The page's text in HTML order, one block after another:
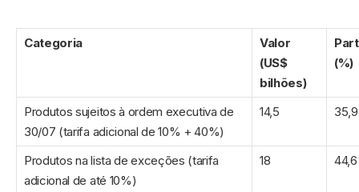
Categoria
Valor
(US$
bilhões)
(%)
Produtos sujeitos à ordem executiva de
30/07 (tarifa adicional de 10% + 40%)
14,5
Produtos na lista de exceções (tarifa
adicional de até 10%)
18